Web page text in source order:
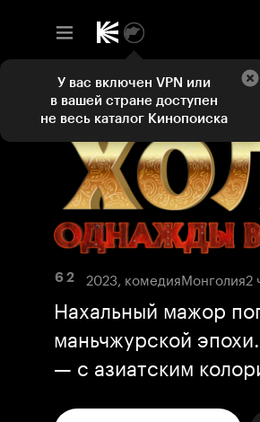
6 2 2023, комедияМонголия2
Нахальный мажор
маньчжурской
— с азиатским
У вас включен VPN или
в вашей стране доступен
не весь каталог Кинопоиска